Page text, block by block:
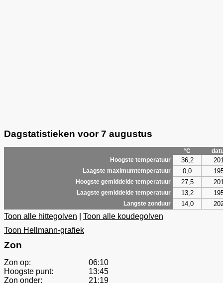
Dagstatistieken voor 7 augustus
°C
Hoogste temperatuur
36,2
Laagste maximumtemperatuur 0,0
Hoogste gemiddelde temperatuur 27,5
Laagste gemiddelde temperatuur 13,2
Langste zonduur 14,0
Toon alle hittegolven
Toon alle koudegolven
Toon Hellmann-grafiek
Zon
Zon op:
06:10
Hoogste punt:
13:45
Zon onder:
21:19